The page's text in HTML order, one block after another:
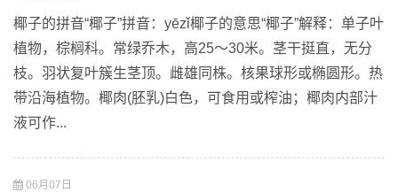
椰子的拼音“椰子”拼音：yēzǐ椰子的意思“椰子”解释：单子叶
植物，棕榈科。常绿乔木，高25～30米。茎干挺直，无分
枝。羽状复叶簇生茎顶。雌雄同株。核果球形或椭圆形。热
带沿海植物。椰肉(胚乳)白色，可食用或榨油；椰肉内部汁
液可作...
06月07日